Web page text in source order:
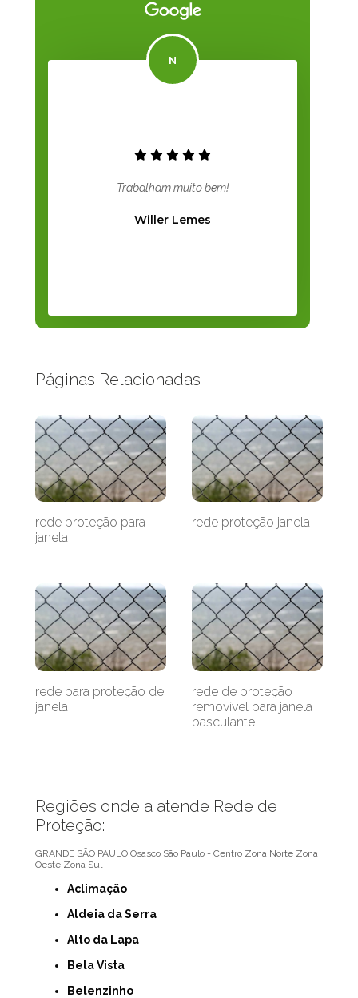
Trabalham muito bem!
Willer Lemes
Páginas Relacionadas
rede proteção para
janela
rede proteção janela
rede para proteção de
janela
rede de proteção
removível para janela
basculante
Regiões onde a atende Rede de
Proteção:
GRANDE SÃO PAULO Osasco São Paulo - Centro Zona Norte Zona
Oeste Zona Sul
Aclimação
Aldeia da Serra
Alto da Lapa
Bela Vista
Belenzinho